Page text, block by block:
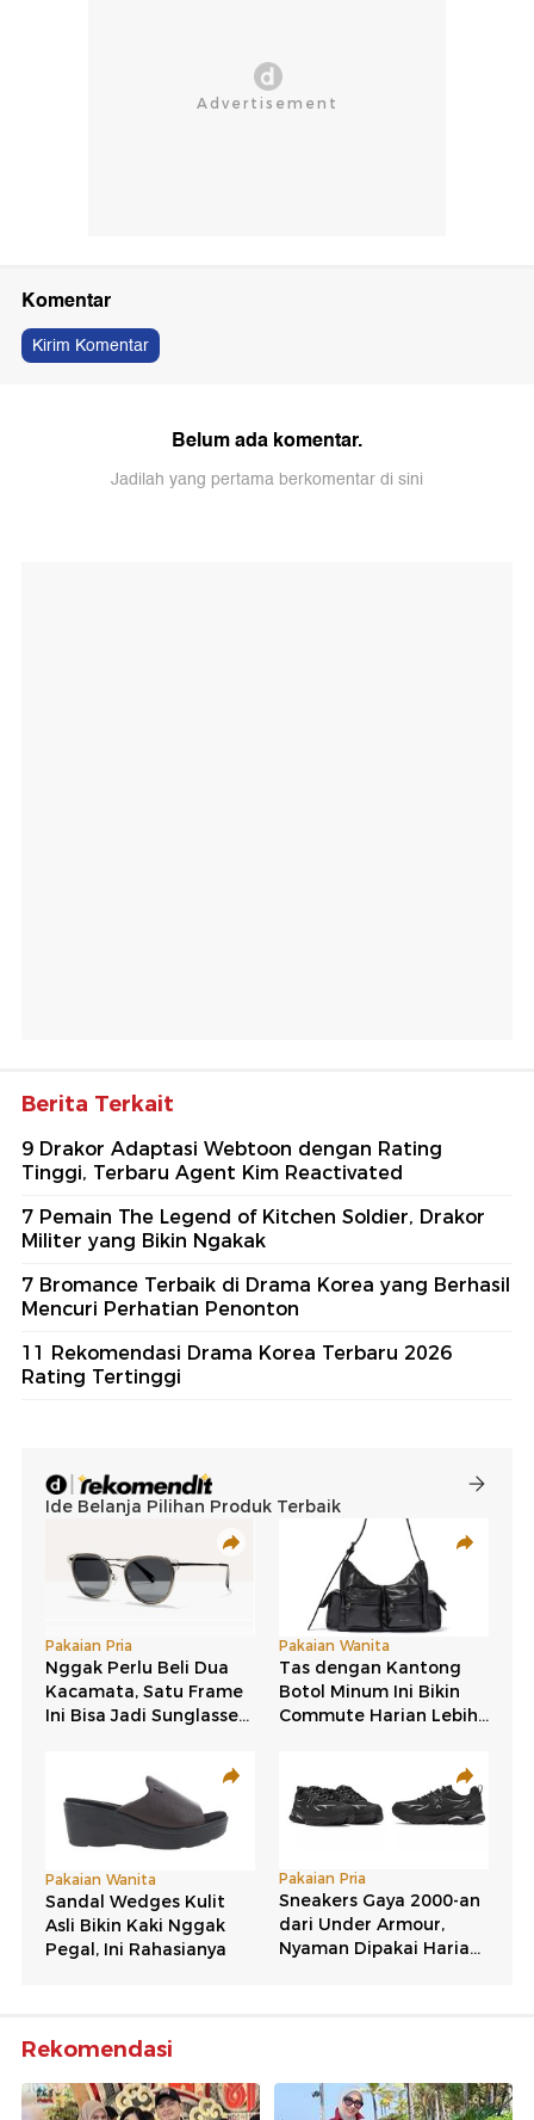
Komentar
Kirim Komentar
Belum ada komentar.
Jadilah yang pertama berkomentar di sini
Berita Terkait
9 Drakor Adaptasi Webtoon dengan Rating
Tinggi, Terbaru Agent Kim Reactivated
7 Pemain The Legend of Kitchen Soldier, Drakor
Militer yang Bikin Ngakak
7 Bromance Terbaik di Drama Korea yang Berhasil
Mencuri Perhatian Penonton
11 Rekomendasi Drama Korea Terbaru 2026
Rating Tertinggi
Rekomendasi